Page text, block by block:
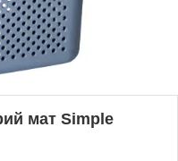
мат Simple